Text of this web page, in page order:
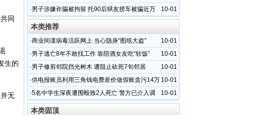
同
生的
无
查
10-01
·男子涉嫌诈骗被拘留 托90后狱友捞车被骗近万
本类推荐
10-01
·商业间谍病毒活跃网上 当心隐身“图纸大盗”
10-01
·男子逃亡8年不敢找工作 靠陪酒女友吃“软饭”
10-01
·男子修剪邻院挡光树木 遭阻止砍死7旬邻居
10-01
·供电报账员利用三角钱电费差价做假账贪污14万
10-01
·5名中学生深夜遭围殴致2人死亡 警方已介入调
查
本类固顶